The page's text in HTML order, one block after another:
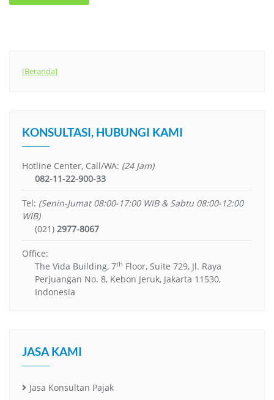
[Beranda]
KONSULTASI, HUBUNGI KAMI
Hotline Center, Call/WA: (24 Jam)
082-11-22-900-33
Tel: (Senin-Jumat 08:00-17:00 WIB & Sabtu 08:00-12:00
WIB)
(021) 2977-8067
Office:
The Vida Building, 7th Floor, Suite 729, Jl. Raya
Perjuangan No. 8, Kebon Jeruk, Jakarta 11530,
Indonesia
JASA KAMI
Jasa Konsultan Pajak